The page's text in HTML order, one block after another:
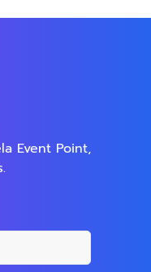
Event Point,